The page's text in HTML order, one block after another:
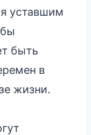
уставшим
быть
в
жизни.